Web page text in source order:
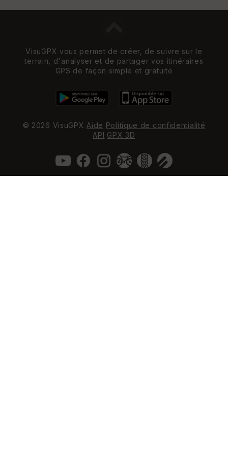
VisuGPX vous permet de créer, de suivre sur le
terrain, d'analyser et de partager vos itinéraires
GPS de façon simple et gratuite
© 2026 VisuGPX Aide Politique de confidentialité
API GPX 3D